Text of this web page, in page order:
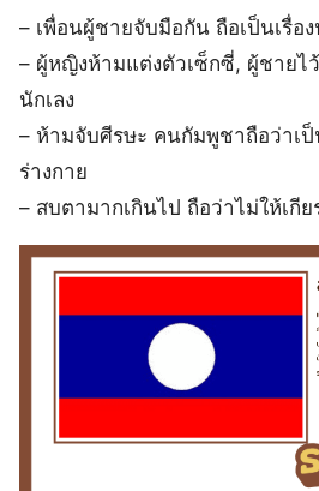
– เพื่อนผู้ชายจับมือกัน ถือเป็นเรื่อ
– ผู้หญิงห้ามแต่งตัวเซ็กซี่, ผู้ชาย
นักเลง
– ห้ามจับศีรษะ คนกัมพูชาถือว่าเ
ร่างกาย
– สบตามากเกินไป ถือว่าไม่ให้เกีย